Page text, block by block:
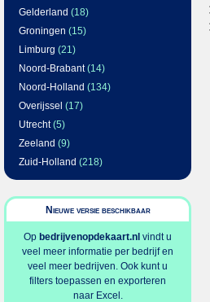
Gelderland (18)
Groningen (15)
Limburg (21)
Noord-Brabant(14)
Noord-Holland (134)
Overijssel (17)
Utrecht(5)
Zeeland (9)
Zuid-Holland (218)
Nieuwe versie beschikbaar
Op bedrijvenopdekaart.nl vindt u
veel meer informatie per bedrijf en
veel meer bedrijven. Ook kunt u
filters toepassen en exporteren
naar Excel.